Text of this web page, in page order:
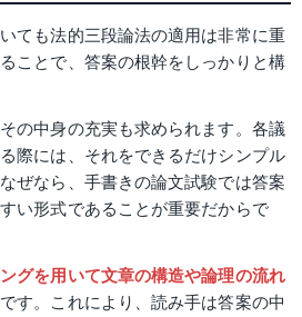
ても法的三段論法の適用は非常に重
ことで、答案の根幹をしっかりと構
の中身の充実も求められます。各議
際には、それをできるだけシンプル
ぜなら、手書きの論文試験では答案
い形式であることが重要だからで
グを用いて文章の構造や論理の流れ
す。これにより、読み手は答案の中